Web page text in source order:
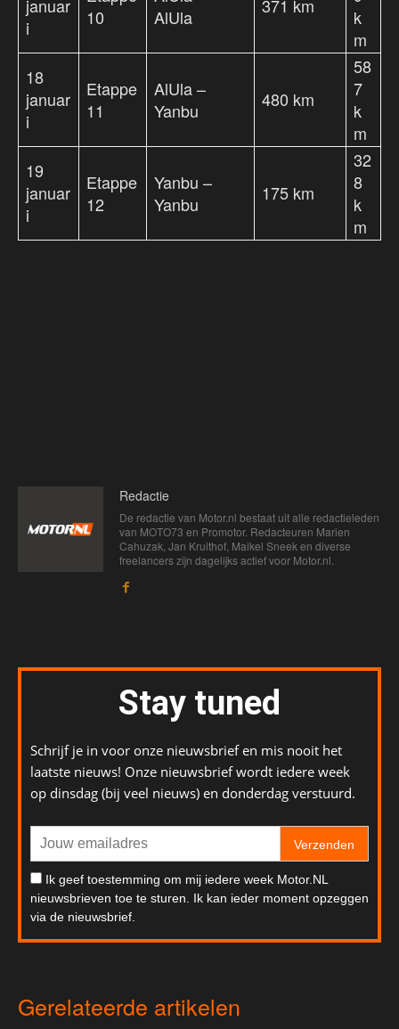
januar
i
10
AlUla
371 km
k
m
18
januar
i
Etappe
11
AlUla –
Yanbu
480 km
58
7
k
m
19
januar
i
Etappe
12
Yanbu –
Yanbu
175 km
32
8
k
m
Redactie
De redactie van Motor.nl bestaat uit alle redactieleden
van MOTO73 en Promotor. Redacteuren Marien
Cahuzak, Jan Kruithof, Maikel Sneek en diverse
freelancers zijn dagelijks actief voor Motor.nl.
Stay tuned
Schrijf je in voor onze nieuwsbrief en mis nooit het
laatste nieuws! Onze nieuwsbrief wordt iedere week
op dinsdag (bij veel nieuws) en donderdag verstuurd.
Verzenden
Ik geef toestemming om mij iedere week Motor.NL
nieuwsbrieven toe te sturen. Ik kan ieder moment opzeggen
via de nieuwsbrief.
Gerelateerde artikelen